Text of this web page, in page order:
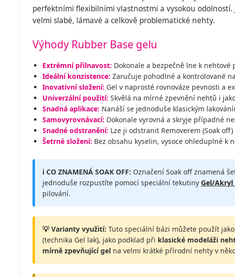
perfektními flexibilními vlastnostmi a vysokou
velmi slabé, lámavé a celkově problematické nehty.
Výhody Rubber Base gelu
Extrémní přilnavost: Dokonale a bezpečně lne k nehtové
Ideální konzistence: Zaručuje pohodlné a kontrolované
Inovativní složení: Gel v naprosté rovnováze pevnosti a
Univerzální použití: Skvělá na mírné zpevnění nehtů i
Snadná aplikace: Nanáší se jednoduše klasickým
Samovyrovnávací: Dokonale vyrovná a skryje případné
Snadné odstranění: Lze ji odstranit Removerem (Soak
Šetrné složení: Bez obsahu kyselin, vysoce ohleduplné k
ℹ️ CO ZNAMENÁ SOAK OFF: Označení Soak off znamená
jednoduše rozpustíte pomocí speciální tekutiny Gel/Akryl
pilování.
💡 Varianty využití: Tuto speciální bázi můžete použít
(technika Gel lak), jako podklad při klasické modeláži
mírně zpevňující gel na velmi krátké přírodní nehty v